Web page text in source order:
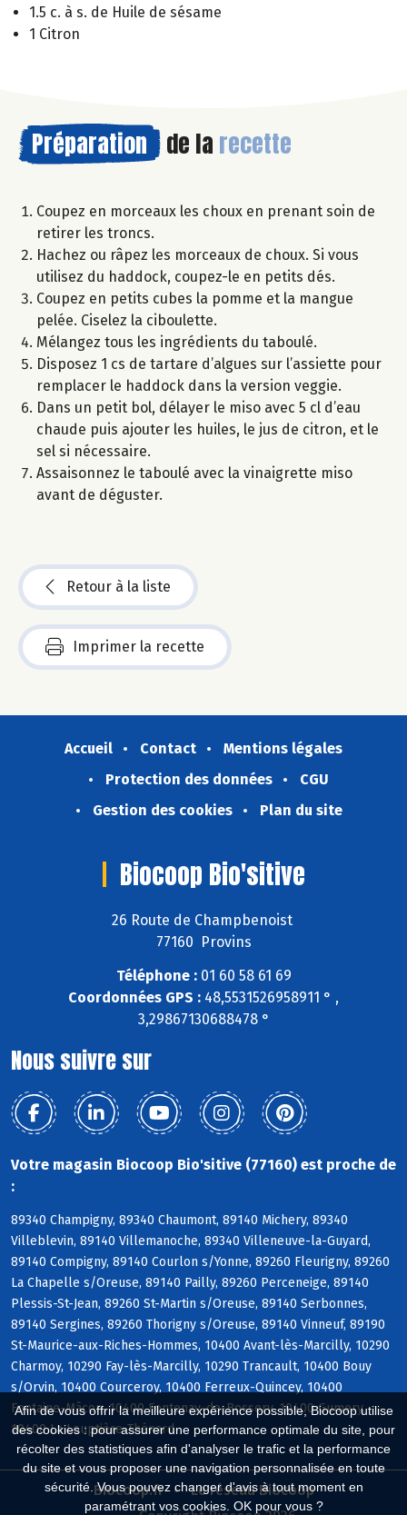
Afin de vous offrir la meilleure expérience possible, Biocoop utilise
des cookies : pour assurer une performance optimale du site, pour
récolter des statistiques afin d'analyser le trafic et la performance
du site et vous proposer une navigation personnalisée en toute
sécurité. Vous pouvez changer d'avis à tout moment en
paramétrant vos cookies. OK pour vous ?
1.5 c. à s. de Huile de sésame
1 Citron
Préparation de la recette
Coupez en morceaux les choux en prenant soin de
retirer les troncs.
Hachez ou râpez les morceaux de choux. Si vous
utilisez du haddock, coupez-le en petits dés.
Coupez en petits cubes la pomme et la mangue
pelée. Ciselez la ciboulette.
Mélangez tous les ingrédients du taboulé.
Disposez 1 cs de tartare d’algues sur l’assiette pour
remplacer le haddock dans la version veggie.
Dans un petit bol, délayer le miso avec 5 cl d’eau
chaude puis ajouter les huiles, le jus de citron, et le
sel si nécessaire.
Assaisonnez le taboulé avec la vinaigrette miso
avant de déguster.
Retour à la liste
Imprimer la recette
Accueil Contact
Mentions légales
Protection des données
CGU
Gestion des cookies
Plan du site
Biocoop Bio'sitive
26 Route de Champbenoist
77160 Provins
Téléphone :01 60 58 61 69
Coordonnées GPS : 48,5531526958911 ° ,
3,29867130688478 °
Nous suivre sur
Votre magasin Biocoop Bio'sitive (77160) est proche de
:
89340 Champigny, 89340 Chaumont, 89140 Michery, 89340
Villeblevin, 89140 Villemanoche, 89340 Villeneuve-la-Guyard,
89140 Compigny, 89140 Courlon s/Yonne, 89260 Fleurigny, 89260
La Chapelle s/Oreuse, 89140 Pailly, 89260 Perceneige, 89140
Plessis-St-Jean, 89260 St-Martin s/Oreuse, 89140 Serbonnes,
89140 Sergines, 89260 Thorigny s/Oreuse, 89140 Vinneuf, 89190
St-Maurice-aux-Riches-Hommes, 10400 Avant-lès-Marcilly, 10290
Charmoy, 10290 Fay-lès-Marcilly, 10290 Trancault, 10400 Bouy
s/Orvin, 10400 Courceroy, 10400 Ferreux-Quincey, 10400
Fontaine-Mâcon, 10400 Fontenay-de-Bossery, 10400 Gumery,
10400 La Louptière-Thénard
Biocoop.fr
Le réseau Biocoop